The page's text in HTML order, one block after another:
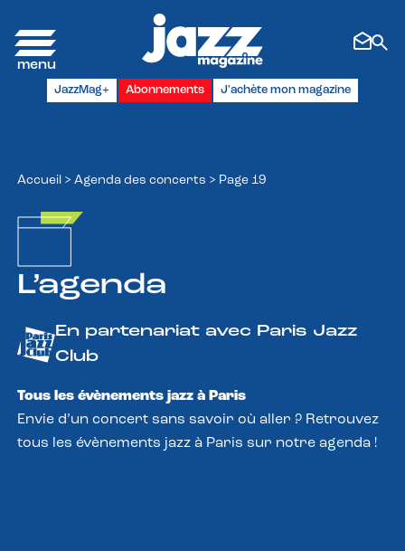
JazzMag+ Abonnements J'achète mon magazine
Accueil > Agenda des concerts > Page 19
L’agenda
En partenariat avec Paris Jazz
Club
Tous les évènements jazz à Paris
Envie d’un concert sans savoir où aller ? Retrouvez
tous les évènements jazz à Paris sur notre agenda !